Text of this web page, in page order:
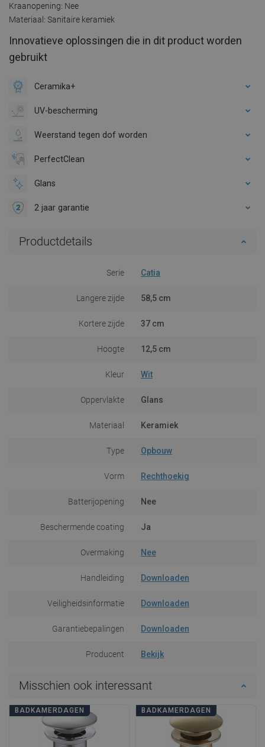
Kraanopening: Nee
Materiaal: Sanitaire keramiek
Innovatieve oplossingen die in dit product worden
gebruikt
Ceramika+
UV-bescherming
Weerstand tegen dof worden
PerfectClean
Glans
2 jaar garantie
Productdetails
Serie Catia
Langere zijde 58,5 cm
Kortere zijde 37 cm
Hoogte 12,5 cm
Kleur Wit
Oppervlakte Glans
Materiaal Keramiek
Type Opbouw
Vorm Rechthoekig
Batterijopening Nee
Beschermende coating Ja
Overmaking Nee
Handleiding Downloaden
Veiligheidsinformatie Downloaden
Garantiebepalingen Downloaden
Producent Bekijk
Misschien ook interessant
BADKAMERDAGEN BADKAMERDAGEN